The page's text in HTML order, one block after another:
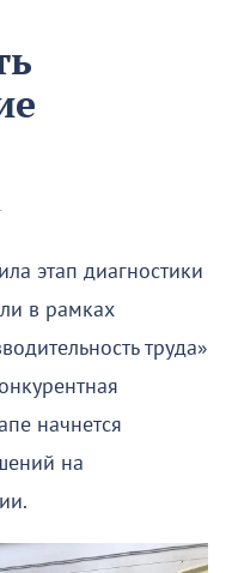
этап диагностики
в рамках
труда»
начнется
на